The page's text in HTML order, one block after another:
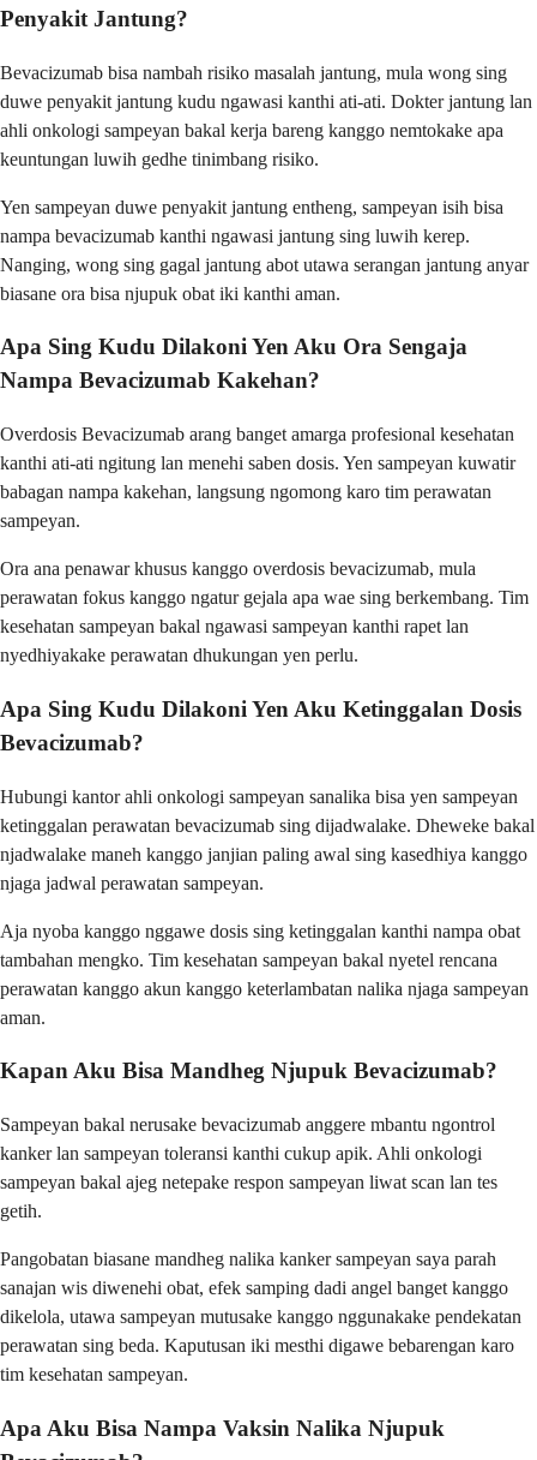
Penyakit Jantung?
Bevacizumab bisa nambah risiko masalah jantung, mula wong sing
duwe penyakit jantung kudu ngawasi kanthi ati-ati. Dokter jantung lan
ahli onkologi sampeyan bakal kerja bareng kanggo nemtokake apa
keuntungan luwih gedhe tinimbang risiko.
Yen sampeyan duwe penyakit jantung entheng, sampeyan isih bisa
nampa bevacizumab kanthi ngawasi jantung sing luwih kerep.
Nanging, wong sing gagal jantung abot utawa serangan jantung anyar
biasane ora bisa njupuk obat iki kanthi aman.
Apa Sing Kudu Dilakoni Yen Aku Ora Sengaja
Nampa Bevacizumab Kakehan?
Overdosis Bevacizumab arang banget amarga profesional kesehatan
kanthi ati-ati ngitung lan menehi saben dosis. Yen sampeyan kuwatir
babagan nampa kakehan, langsung ngomong karo tim perawatan
sampeyan.
Ora ana penawar khusus kanggo overdosis bevacizumab, mula
perawatan fokus kanggo ngatur gejala apa wae sing berkembang. Tim
kesehatan sampeyan bakal ngawasi sampeyan kanthi rapet lan
nyedhiyakake perawatan dhukungan yen perlu.
Apa Sing Kudu Dilakoni Yen Aku Ketinggalan Dosis
Bevacizumab?
Hubungi kantor ahli onkologi sampeyan sanalika bisa yen sampeyan
ketinggalan perawatan bevacizumab sing dijadwalake. Dheweke bakal
njadwalake maneh kanggo janjian paling awal sing kasedhiya kanggo
njaga jadwal perawatan sampeyan.
Aja nyoba kanggo nggawe dosis sing ketinggalan kanthi nampa obat
tambahan mengko. Tim kesehatan sampeyan bakal nyetel rencana
perawatan kanggo akun kanggo keterlambatan nalika njaga sampeyan
aman.
Kapan Aku Bisa Mandheg Njupuk Bevacizumab?
Sampeyan bakal nerusake bevacizumab anggere mbantu ngontrol
kanker lan sampeyan toleransi kanthi cukup apik. Ahli onkologi
sampeyan bakal ajeg netepake respon sampeyan liwat scan lan tes
getih.
Pangobatan biasane mandheg nalika kanker sampeyan saya parah
sanajan wis diwenehi obat, efek samping dadi angel banget kanggo
dikelola, utawa sampeyan mutusake kanggo nggunakake pendekatan
perawatan sing beda. Kaputusan iki mesthi digawe bebarengan karo
tim kesehatan sampeyan.
Apa Aku Bisa Nampa Vaksin Nalika Njupuk